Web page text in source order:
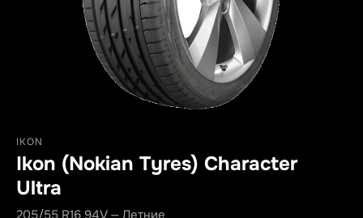
IKON
Ikon (Nokian Tyres) Character
Ultra
205/55 R16 94V — Летние